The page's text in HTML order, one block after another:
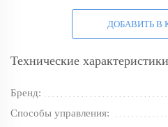
ДОБАВИТЬ В
Технические
Бренд:
Способы управления: